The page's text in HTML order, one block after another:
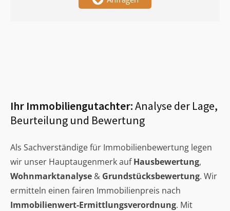
Ihr Immobiliengutachter:Analyse der Lage,
Beurteilung und Bewertung
Als Sachverständige für Immobilienbewertung legen
wir unser Hauptaugenmerk aufHausbewertung,
Wohnmarktanalyse & Grundstücksbewertung. Wir
ermitteln einen fairen Immobilienpreis nach
Immobilienwert-Ermittlungsverordnung. Mit